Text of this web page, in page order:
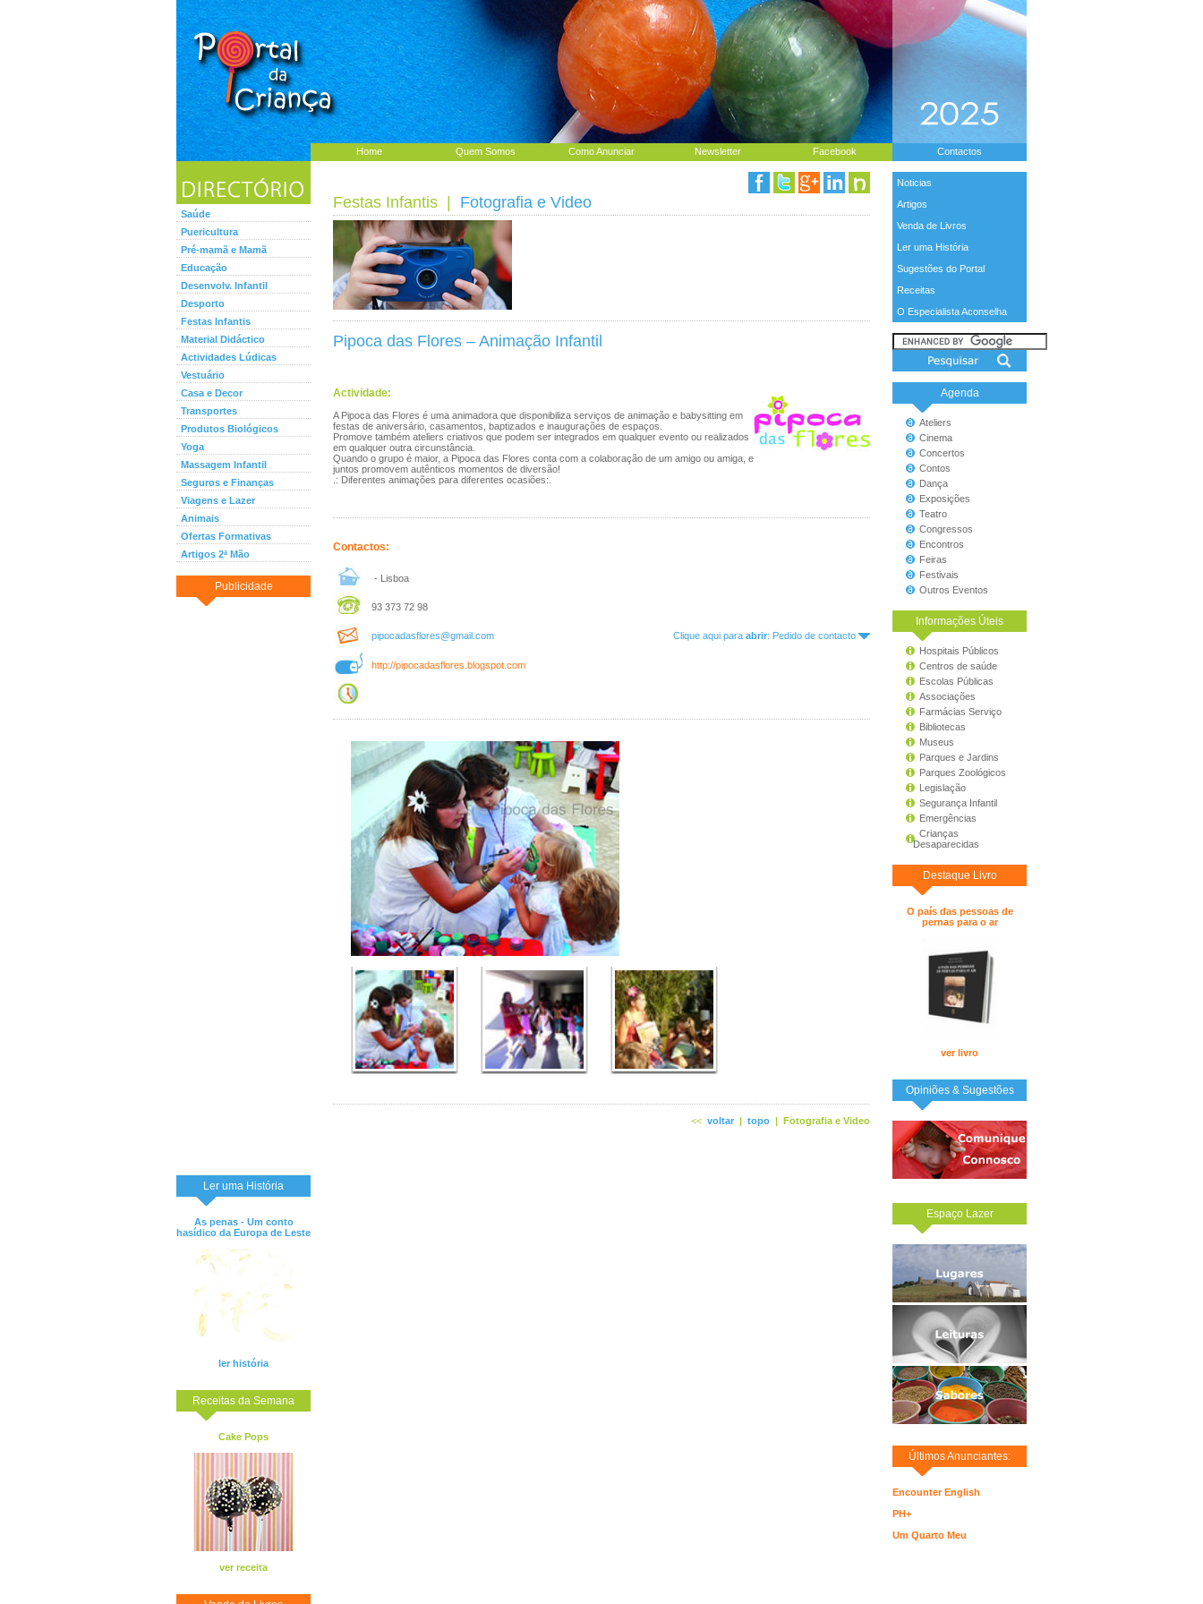
Home Quem Somos Como Anunciar Newsletter Facebook Contactos
Saúde
Puericultura
Pré-mamã e Mamã
Educação
Desenvolv. Infantil
Desporto
Festas Infantis
Material Didáctico
Actividades Lúdicas
Vestuário
Casa e Decor
Transportes
Produtos Biológicos
Yoga
Massagem Infantil
Seguros e Finanças
Viagens e Lazer
Animais
Ofertas Formativas
Artigos 2ª Mão
Publicidade
Ler uma História
As penas - Um conto
hasídico da Europa de Leste
ler história
Receitas da Semana
Cake Pops
ver receita
Noticias
Artigos
Venda de Livros
Ler uma História
Sugestões do Portal
Receitas
O Especialista Aconselha
Agenda
Ateliers
Cinema
Concertos
Contos
Dança
Exposições
Teatro
Congressos
Encontros
Feiras
Festivais
Outros Eventos
Informações Úteis
Hospitais Públicos
Centros de saúde
Escolas Públicas
Associações
Farmácias Serviço
Bibliotecas
Museus
Parques e Jardins
Parques Zoológicos
Legislação
Segurança Infantil
Emergências
Crianças
Desaparecidas
Destaque Livro
O país das pessoas de
pernas para o ar
ver livro
Opiniões & Sugestões
Espaço Lazer
Últimos Anunciantes:
Encounter English
PH+
Um Quarto Meu
Festas Infantis Fotografia e Video
Pipoca das Flores – Animação Infantil
Actividade:
A Pipoca das Flores é uma animadora que disponibiliza serviços de animação e babysitting em
festas de aniversário, casamentos, baptizados e inaugurações de espaços.
Promove também ateliers criativos que podem ser integrados em qualquer evento ou realizados
em qualquer outra circunstância.
Quando o grupo é maior, a Pipoca das Flores conta com a colaboração de um amigo ou amiga, e
juntos promovem autênticos momentos de diversão!
.: Diferentes animações para diferentes ocasiões:.
Contactos:
- Lisboa
93 373 72 98
pipocadasflores@gmail.com Clique aqui para abrir: Pedido de contacto
http://pipocadasflores.blogspot.com
Fotografia e Video
<< voltar | topo |